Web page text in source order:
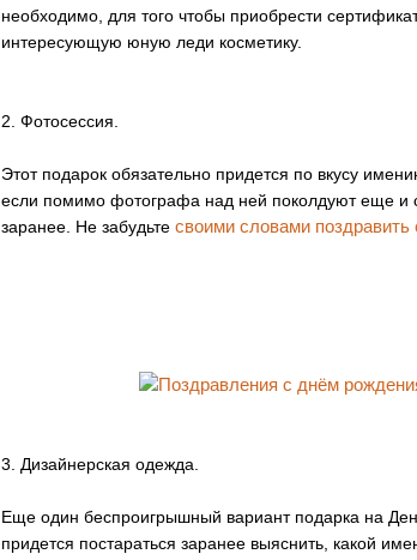
необходимо, для того чтобы приобрести
интересующую юную леди косметику.
2. Фотосессия.
Этот подарок обязательно придется по вкусу
если помимо фотографа над ней поколдуют еще и
заранее. Не забудьте своими словами
3. Дизайнерская одежда.
Еще один беспроигрышный вариант подарка на
придется постараться заранее выяснить, какой